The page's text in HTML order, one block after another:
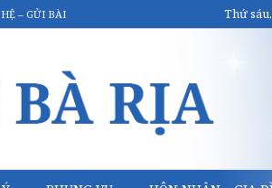
– GỬI BÀI Thứ